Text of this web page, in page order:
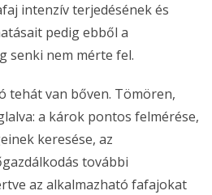
intenzív terjedésének és
pedig ebből a
senki nem mérte fel.
tehát van bőven. Tömören,
a károk pontos felmérése,
keresése, az
további
az alkalmazható fafajokat